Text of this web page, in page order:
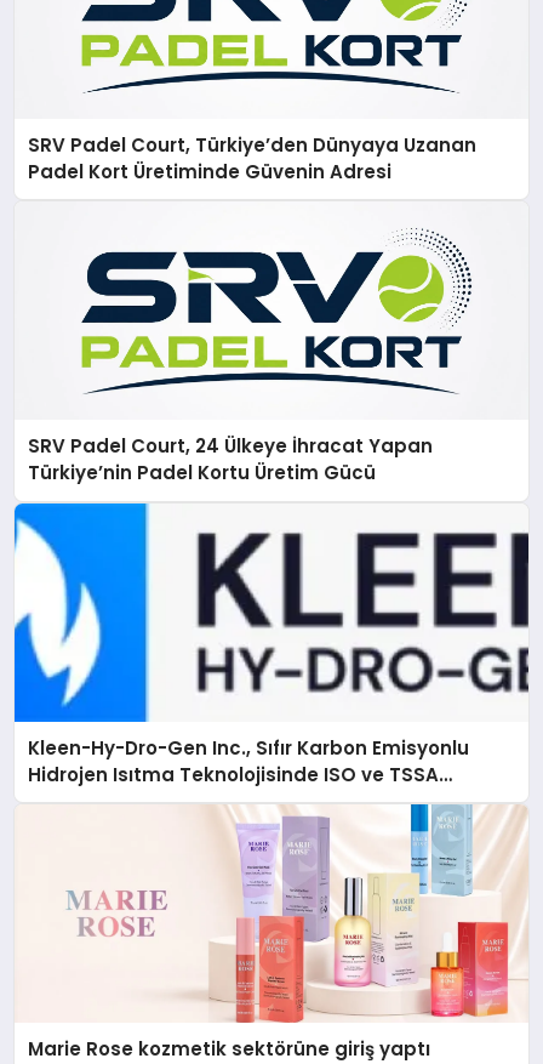
SRV Padel Court, Türkiye’den Dünyaya Uzanan
Padel Kort Üretiminde Güvenin Adresi
SRV Padel Court, 24 Ülkeye İhracat Yapan
Türkiye’nin Padel Kortu Üretim Gücü
Kleen-Hy-Dro-Gen Inc., Sıfır Karbon Emisyonlu
Hidrojen Isıtma Teknolojisinde ISO ve TSSA
Düzenleyici Onaylarını Aldı
Marie Rose kozmetik sektörüne giriş yaptı